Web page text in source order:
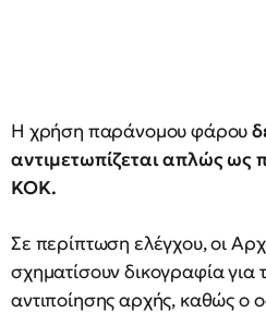
Η χρήση παράνομου φάρου
αντιμετωπίζεται απλώς ως
ΚΟΚ.
Σε περίπτωση ελέγχου, οι
σχηματίσουν δικογραφία για
αντιποίησης αρχής, καθώς ο